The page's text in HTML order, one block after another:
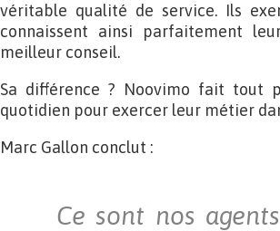
véritable qualité de service. Ils
connaissent ainsi parfaitement
meilleur conseil.
Sa différence ? Noovimo fait tout
quotidien pour exercer leur métier
Marc Gallon conclut :
Ce sont nos